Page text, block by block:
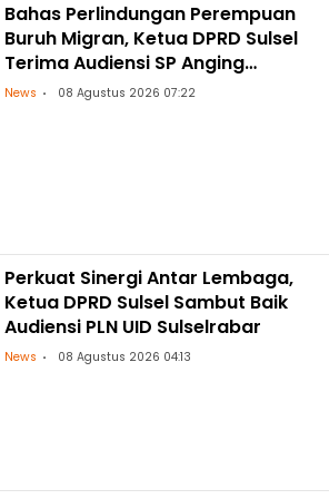
Bahas Perlindungan Perempuan
Buruh Migran, Ketua DPRD Sulsel
Terima Audiensi SP Anging
Mammiri
News 08 Agustus 2026 07:22
Perkuat Sinergi Antar Lembaga,
Ketua DPRD Sulsel Sambut Baik
Audiensi PLN UID Sulselrabar
News 08 Agustus 2026 04:13